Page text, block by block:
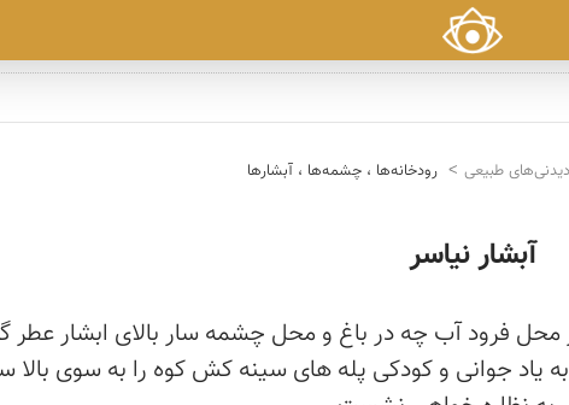
دیدنی‌های طبیعی رودخانه‌ها ، چشمه‌ها ، آبشارها
آبشار نیاسر
محل فرود آب چه در باغ و محل چشمه سار بالای ابشار
یاد جوانی و کودکی پله های سینه کش کوه را به سوی بالا